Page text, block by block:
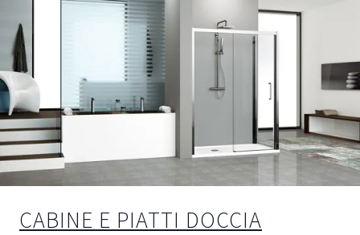
CABINE E PIATTI DOCCIA